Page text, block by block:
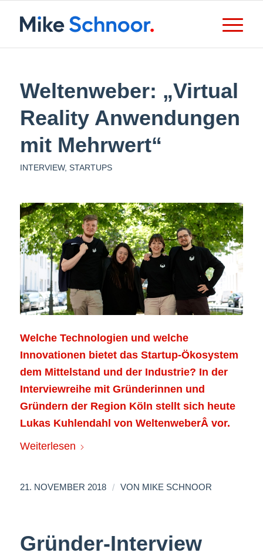
Weltenweber: „Virtual
Reality Anwendungen
mit Mehrwert“
INTERVIEW, STARTUPS
Welche Technologien und welche
Innovationen bietet das Startup-Ökosystem
dem Mittelstand und der Industrie? In der
Interviewreihe mit Gründerinnen und
Gründern der Region Köln stellt sich heute
Lukas Kuhlendahl von WeltenweberÂ vor.
Weiterlesen
21. NOVEMBER 2018 / VON MIKE SCHNOOR
Gründer-Interview